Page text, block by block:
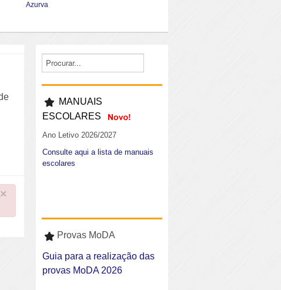
Azurva
×
MANUAIS
ESCOLARES
Ano Letivo 2026/2027
Consulte aqui a lista de manuais
escolares
Provas MoDA
Guia para a realização das
provas MoDA 2026